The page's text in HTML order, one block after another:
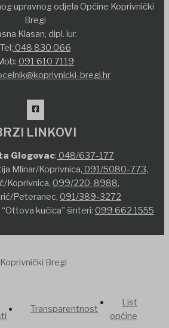
upravnog odjela Općine Koprivnički
Bregi
Klasan, dipl. iur.
Tel: 048 830 066
091 610 7119
bregi.hr
LINKOVI
Glogovac: 048/637-177
Mlinar/Koprivnica, 091/5080-773,
Koprivnica, 099/220-8988,
Peteranec, 091/389-3272
kućica” šinteri: 099 662 1555
Bregi
Transparentnost
List
općine